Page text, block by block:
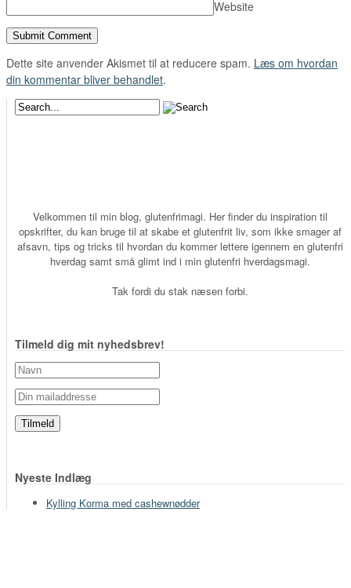
Website
Dette site anvender Akismet til at reducere spam. Læs om hvordan
din kommentar bliver behandlet.
Velkommen til min blog, glutenfrimagi. Her finder du inspiration til
opskrifter, du kan bruge til at skabe et glutenfrit liv, som ikke smager af
afsavn, tips og tricks til hvordan du kommer lettere igennem en glutenfri
hverdag samt små glimt ind i min glutenfri hverdagsmagi.
Tak fordi du stak næsen forbi.
Tilmeld dig mit nyhedsbrev!
Nyeste Indlæg
Kylling Korma med cashewnødder